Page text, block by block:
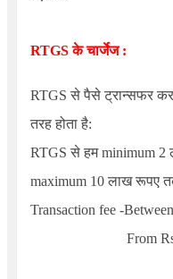
RTGSके चार्जेज :
RTGS से पैसे ट्रान्सफर
तरह होता है:
RTGS से हम minimum
maximum 10 लाख रूपए
Transaction fee -
From